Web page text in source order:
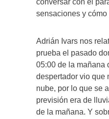
conversar con él
sensaciones y
Adrián Ivars nos
prueba el pasado
05:00 de la mañana
despertador vio que
nube, por lo que se
previsión era de
de la mañana. Y